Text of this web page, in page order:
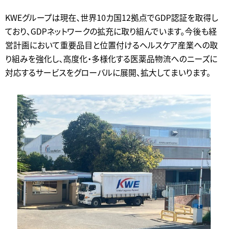
KWEグループは現在、世界10カ国12拠点でGDP認証を取得し
ており、GDPネットワークの拡充に取り組んでいます。今後も経
営計画において重要品目と位置付けるヘルスケア産業への取
り組みを強化し、高度化・多様化する医薬品物流へのニーズに
対応するサービスをグローバルに展開、拡大してまいります。